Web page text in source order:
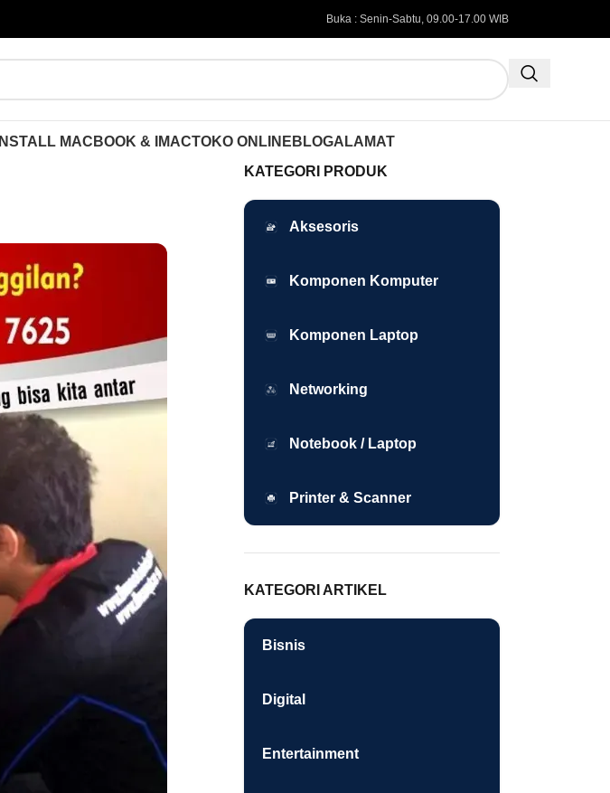
Buka : Senin-Sabtu, 09.00-17.00 WIB
INSTALL MACBOOK & IMACTOKO ONLINE BLOGALAMAT
KATEGORI PRODUK
Aksesoris
Komponen Komputer
Komponen Laptop
Networking
Notebook / Laptop
Printer & Scanner
KATEGORI ARTIKEL
Bisnis
Digital
Entertainment